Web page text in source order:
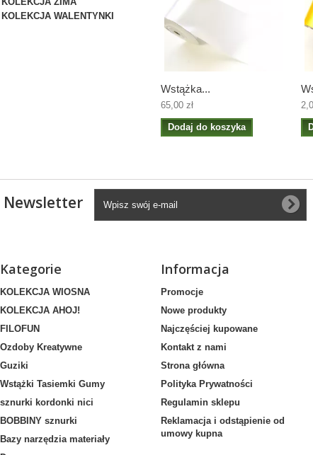
KOLEKCJA WALENTYNKI
Wstążka...
65,00 zł
Dodaj do koszyka
Newsletter
Kategorie
KOLEKCJA WIOSNA
KOLEKCJA AHOJ!
FILOFUN
Ozdoby Kreatywne
Guziki
Wstążki Tasiemki Gumy
sznurki kordonki nici
BOBBINY sznurki
Bazy narzędzia materiały
Informacja
Promocje
Nowe produkty
Najczęściej kupowane
Kontakt z nami
Strona główna
Polityka Prywatności
Regulamin sklepu
Reklamacja i odstąpienie od
umowy kupna